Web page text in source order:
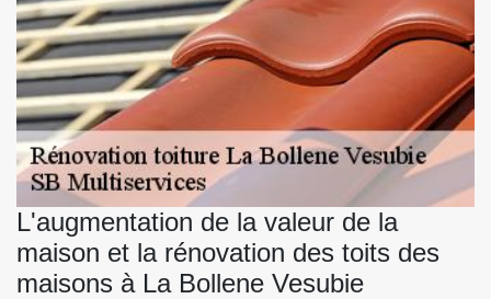
L'augmentation de la valeur de la
maison et la rénovation des toits des
maisons à La Bollene Vesubie